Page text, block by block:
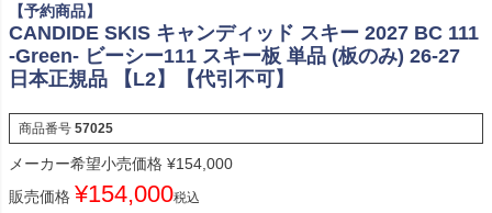
【予約商品】
CANDIDE SKIS キャンディッド スキー 2027 BC 111
-Green- ビーシー111 スキー板 単品 (板のみ) 26-27
日本正規品 【L2】【代引不可】
商品番号 57025
メーカー希望小売価格 ¥154,000
販売価格 ¥154,000税込